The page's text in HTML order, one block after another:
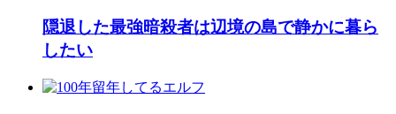
隠退した最強暗殺者は辺境の島で静かに暮ら
したい